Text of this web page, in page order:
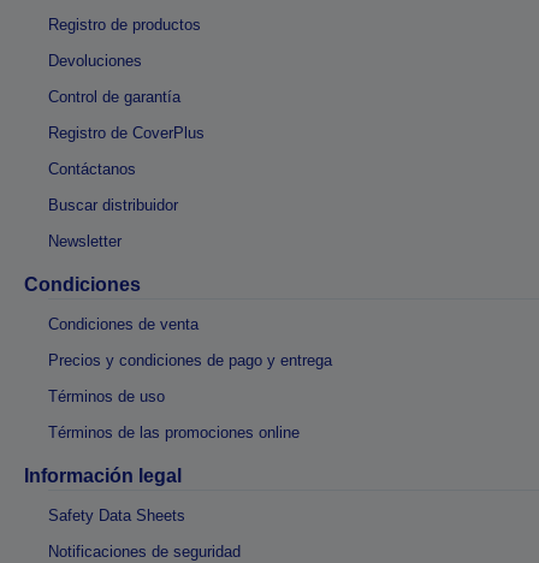
Registro de productos
Devoluciones
Control de garantía
Registro de CoverPlus
Contáctanos
Buscar distribuidor
Newsletter
Condiciones
Condiciones de venta
Precios y condiciones de pago y entrega
Términos de uso
Términos de las promociones online
Información legal
Safety Data Sheets
Notificaciones de seguridad